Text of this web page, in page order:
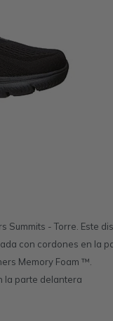
Summits - Torre. Este
con cordones en la
Memory Foam ™.
la parte delantera